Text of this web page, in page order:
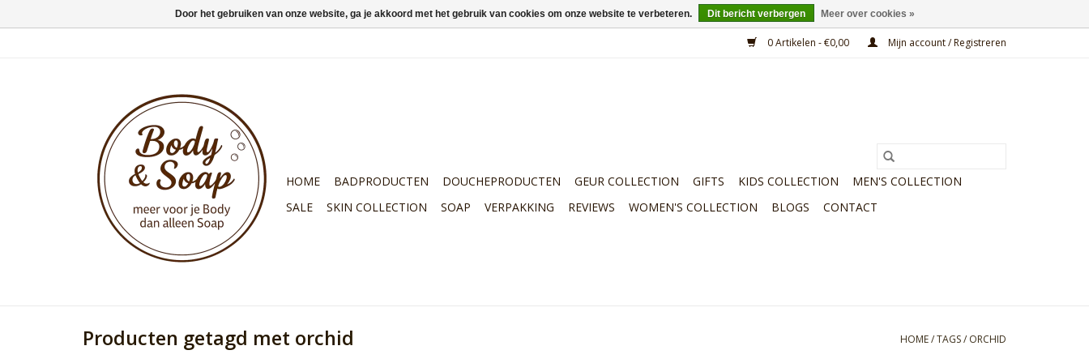
0 Artikelen - €0,00 Mijn account / Registreren
HOME BADPRODUCTEN DOUCHEPRODUCTEN GEUR COLLECTION GIFTS KIDS COLLECTION
MEN'S COLLECTION
SALE
SKIN COLLECTION SOAP VERPAKKING REVIEWS WOMEN'S COLLECTION BLOGS CONTACT
Producten getagd met orchid HOME/TAGS/ ORCHID
Door het gebruiken van onze website, ga je akkoord met het gebruik van cookies om onze website te verbeteren. Dit bericht verbergen Meer over cookies »